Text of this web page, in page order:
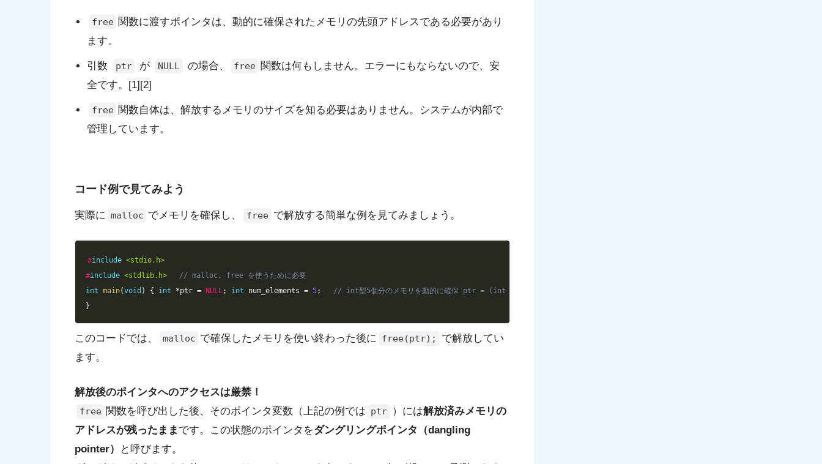
free 関数に渡すポインタは、動的に確保されたメモリの先頭アドレスである必要があり
ます。
引数 ptr が NULL の場合、 free 関数は何もしません。エラーにもならないので、安
全です。[1][2]
free 関数自体は、解放するメモリのサイズを知る必要はありません。システムが内部で
管理しています。
コード例で見てみよう
実際に malloc でメモリを確保し、 free で解放する簡単な例を見てみましょう。
#include <stdio.h>
#include <stdlib.h>
// malloc, free を使うために必要
int main(void ) { int *ptr = NULL ; int num_elements = 5;
// int型5個分のメモリを動的に確保 ptr = (int *)malloc(num_elements * sizeof(int)); // メモリ確保が成功したかチェッ
}
このコードでは、 malloc で確保したメモリを使い終わった後に free(ptr);
で解放してい
ます。
解放後のポインタへのアクセスは厳禁！
free 関数を呼び出した後、そのポインタ変数（上記の例では ptr ）には解放済みメモリの
アドレスが残ったまま です。この状態のポインタをダングリングポインタ（dangling
pointer）
と呼びます。